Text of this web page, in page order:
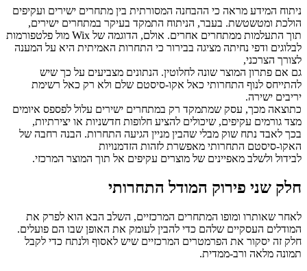
ניתוח המידע מראה כי ההבחנה המסורתית בין מתחרים ישירים ועקיפים
הולכת ומטשטשת. בעבר, הניתוח התמקד בעיקר במתחרים ישירים,
תוך התעלמות ממתחרים אחרים. אולם, הדוגמה של Wix מול פלטפורמות
לבלוגים ודפי נחיתה מציגה בבירור כי התחרות האמיתית היא על המענה
לצורך הצרכני,
גם אם פתרון המוצר שונה לחלוטין. הנתונים מצביעים על כך שיש
להתייחס לנוף התחרותי כאל אקו-סיסטם שלם ולא רק כאל רשימת
יריבים ישירה.
כתוצאה מכך, עסק שמתמקד רק במתחרים ישירים עלול לפספס איומים
מצד גורמים עקיפים, שיכולים להציע חלופות חדשניות או יצירתיות,
בכך לאבד נתח שוק מבלי שהבין מניין הגיעה התחרות. הבנה רחבה של
האקו-סיסטם התחרותי מאפשרת לזהות הזדמנויות
לבידול ולשלב מאפיינים של מוצרים עקיפים אל תוך המוצר המרכזי.
חלק שני פירוק המודל התחרותי
לאחר שאותרו ומופו המתחרים המרכזיים, השלב הבא הוא לפרק את
המודלים העסקיים שלהם כדי להבין לעומק את האופן שבו הם פועלים.
חלק זה יסקור את הפרמטרים המרכזיים שיש לאסוף ולנתח כדי לקבל
תמונה מלאה ורב-ממדית.